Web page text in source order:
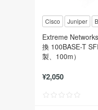
Cisco Juniper
Extreme
換 100BASE-T
製、100m）
¥2,050